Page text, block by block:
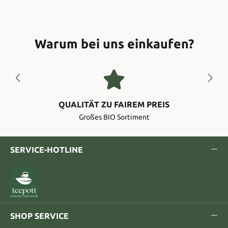
Warum bei uns einkaufen?
QUALITÄT ZU FAIREM PREIS
Großes BIO Sortiment
SERVICE-HOTLINE
SHOP SERVICE